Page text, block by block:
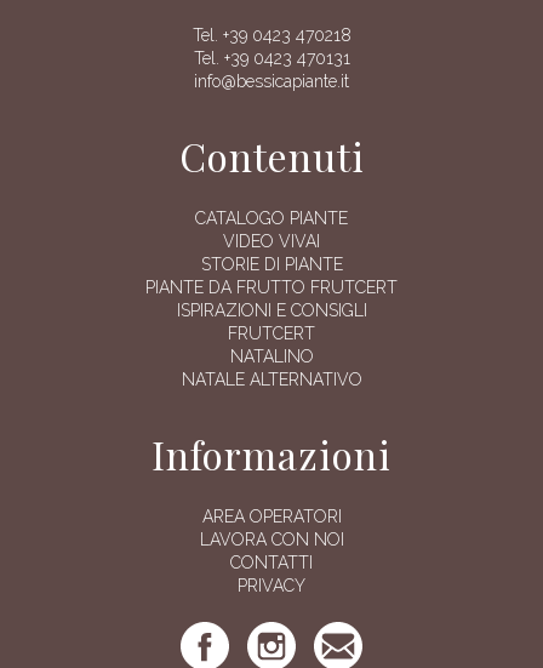
Tel. +39 0423 470218
Tel. +39 0423 470131
info@bessicapiante.it
Contenuti
CATALOGO PIANTE
VIDEO VIVAI
STORIE DI PIANTE
PIANTE DA FRUTTO FRUTCERT
ISPIRAZIONI E CONSIGLI
FRUTCERT
NATALINO
NATALE ALTERNATIVO
Informazioni
AREA OPERATORI
LAVORA CON NOI
CONTATTI
PRIVACY